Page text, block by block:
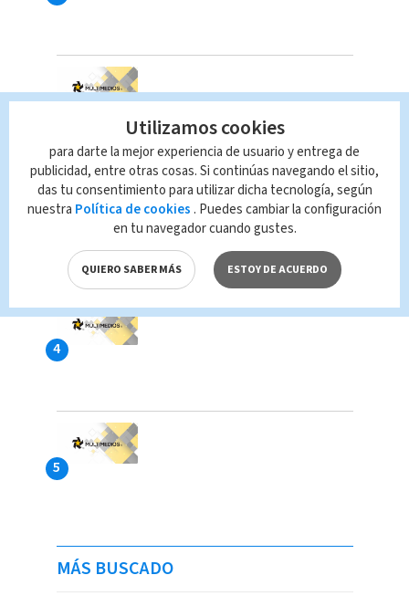
MÁS BUSCADO
Utilizamos cookies
para darte la mejor experiencia de usuario y entrega de
publicidad, entre otras cosas. Si continúas navegando el sitio,
das tu consentimiento para utilizar dicha tecnología, según
nuestra Política de cookies . Puedes cambiar la configuración
en tu navegador cuando gustes.
QUIERO SABER MÁS ESTOY DE ACUERDO